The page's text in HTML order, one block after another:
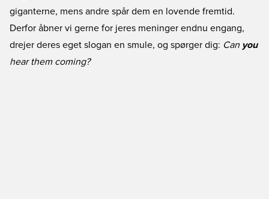
giganterne, mens andre spår dem en lovende fremtid.
Derfor åbner vi gerne for jeres meninger endnu engang,
drejer deres eget slogan en smule, og spørger dig: Can you
hear them coming?